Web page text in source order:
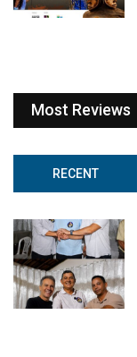
Most Reviews
RECENT